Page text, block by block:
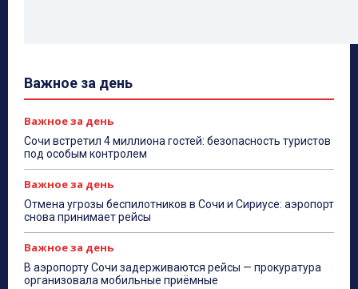
Важное за день
Важное за день
Сочи встретил 4 миллиона гостей: безопасность туристов
под особым контролем
Важное за день
Отмена угрозы беспилотников в Сочи и Сириусе: аэропорт
снова принимает рейсы
Важное за день
В аэропорту Сочи задерживаются рейсы — прокуратура
организовала мобильные приёмные